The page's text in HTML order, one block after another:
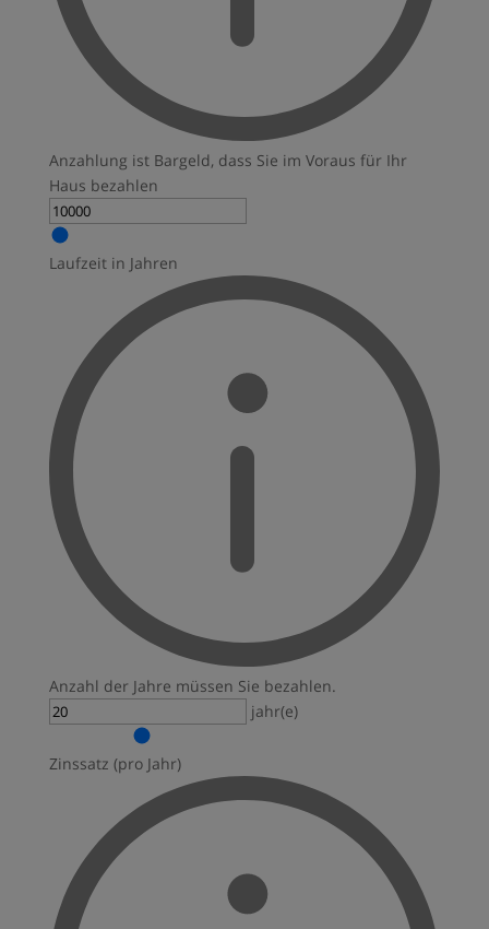
Anzahlung ist Bargeld, dass Sie im Voraus für Ihr
Haus bezahlen
Laufzeit in Jahren
Anzahl der Jahre müssen Sie bezahlen.
jahr(e)
Zinssatz (pro Jahr)